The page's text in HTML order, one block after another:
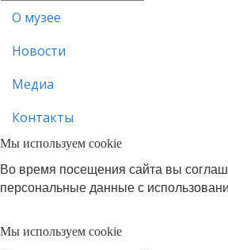
О музее
Новости
Медиа
Контакты
Мы используем cookie
Во время посещения сайта вы
персональные данные с
Мы используем cookie